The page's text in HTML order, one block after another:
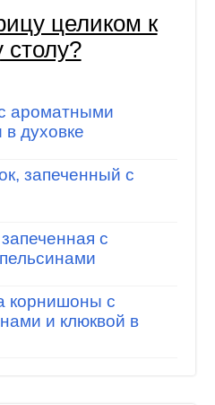
целиком к
столу?
ароматными
духовке
запеченный с
с
корнишоны с
и клюквой в